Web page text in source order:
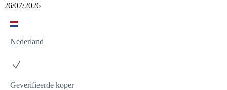
26/07/2026
Nederland
Geverifieerde koper